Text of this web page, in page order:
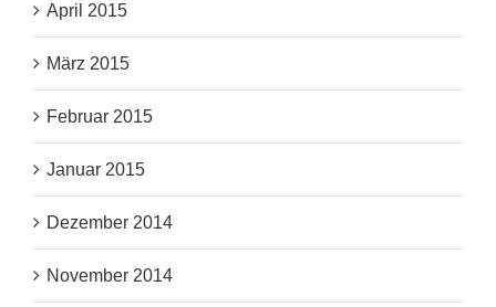
April 2015
März 2015
Februar 2015
Januar 2015
Dezember 2014
November 2014